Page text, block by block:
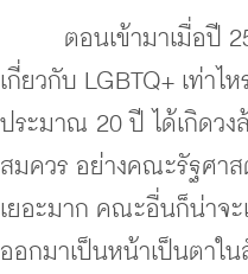
ตอนเข้ามาเมื่อปี
เกี่ยวกับ LGBTQ+ เท่า
ประมาณ 20 ปี ได้เกิดว
สมควร อย่างคณะรัฐศา
เยอะมาก คณะอื่นก็น่าจ
ออกมาเป็นหน้าเป็นตาใ